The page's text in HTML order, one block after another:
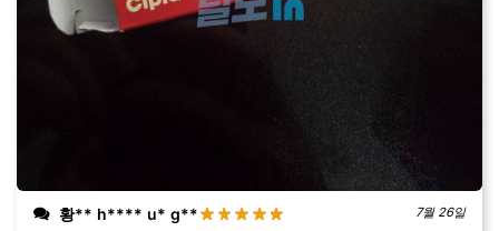
황** h**** u* g** 7월 26일